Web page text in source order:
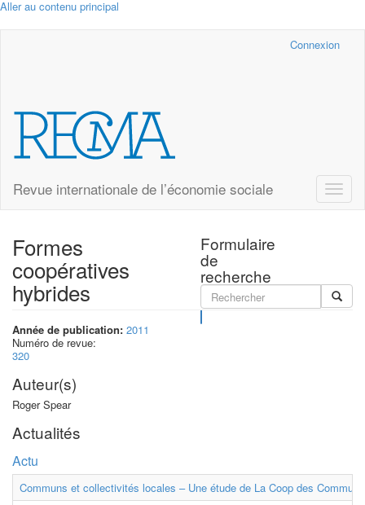
Aller au contenu principal
Connexion
Revue internationale de l’économie sociale
Toggle
Formulaire
de
recherche
Formes
coopératives
hybrides
Année de publication: 2011
Numéro de revue:
320
Auteur(s)
Roger Spear
Actualités
Actu
Communs et collectivités locales – Une étude de La Coop des